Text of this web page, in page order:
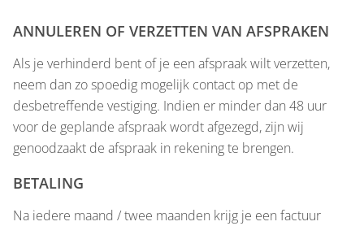
ANNULEREN OF VERZETTEN VAN AFSPRAKEN
Als je verhinderd bent of je een afspraak wilt verzetten,
neem dan zo spoedig mogelijk contact op met de
desbetreffende vestiging. Indien er minder dan 48 uur
voor de geplande afspraak wordt afgezegd, zijn wij
genoodzaakt de afspraak in rekening te brengen.
BETALING
Na iedere maand / twee maanden krijg je een factuur